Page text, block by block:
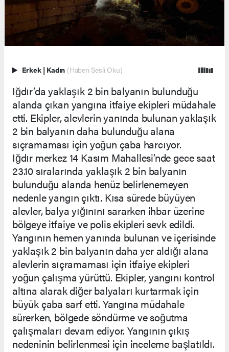
Erkek | Kadın (Haberi Sesli Oku)
Iğdır’da yaklaşık 2 bin balyanın bulunduğu
alanda çıkan yangına itfaiye ekipleri müdahale
etti. Ekipler, alevlerin yanında bulunan yaklaşık
2 bin balyanın daha bulunduğu alana
sıçramaması için yoğun çaba harcıyor.
Iğdır merkez 14 Kasım Mahallesi’nde gece saat
23.10 sıralarında yaklaşık 2 bin balyanın
bulunduğu alanda henüz belirlenemeyen
nedenle yangın çıktı. Kısa sürede büyüyen
alevler, balya yığınını sararken ihbar üzerine
bölgeye itfaiye ve polis ekipleri sevk edildi.
Yangının hemen yanında bulunan ve içerisinde
yaklaşık 2 bin balyanın daha yer aldığı alana
alevlerin sıçramaması için itfaiye ekipleri
yoğun çalışma yürüttü. Ekipler, yangını kontrol
altına alarak diğer balyaları kurtarmak için
büyük çaba sarf etti. Yangına müdahale
sürerken, bölgede söndürme ve soğutma
çalışmaları devam ediyor. Yangının çıkış
nedeninin belirlenmesi için inceleme başlatıldı.